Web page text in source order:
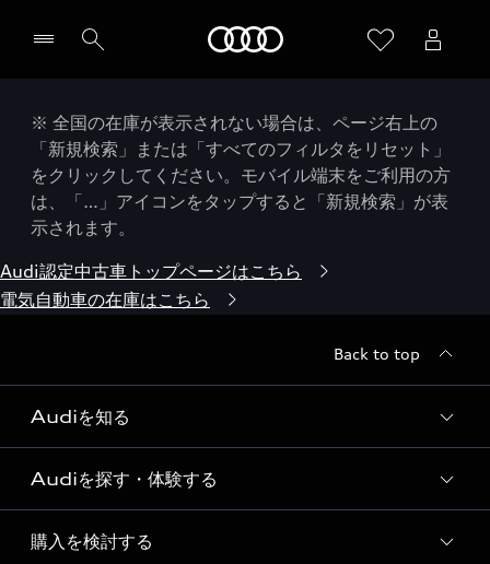
※ 全国の在庫が表示されない場合は、ページ右上の
「新規検索」または「すべてのフィルタをリセット」
をクリックしてください。モバイル端末をご利用の方
は、「…」アイコンをタップすると「新規検索」が表
示されます。
Audi認定中古車トップページはこちら
電気自動車の在庫はこちら
Back to top
Audiを知る
Audi ブランド
Story of Progress
Audiを探す・体験する
ディーラー検索
購入を検討する